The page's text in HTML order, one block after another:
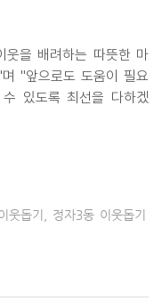
을 배려하는 따뜻한 마
"앞으로도 도움이 필요
있도록 최선을 다하겠
웃돕기 정자3동 이웃돕기